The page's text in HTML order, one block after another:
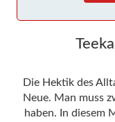
Die Hektik des
Neue. Man muss
haben. In diesem